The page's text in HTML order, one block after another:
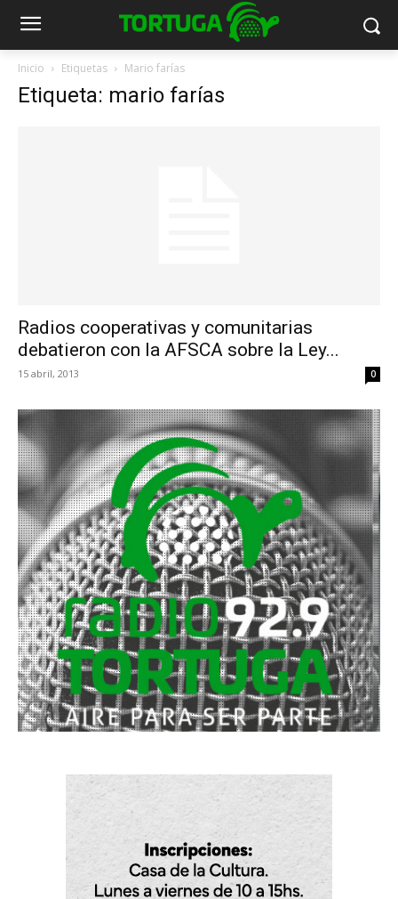
Inicio Etiquetas Mario farías
Etiqueta: mario farías
Radios cooperativas y comunitarias
debatieron con la AFSCA sobre la Ley...
15 abril, 2013 0